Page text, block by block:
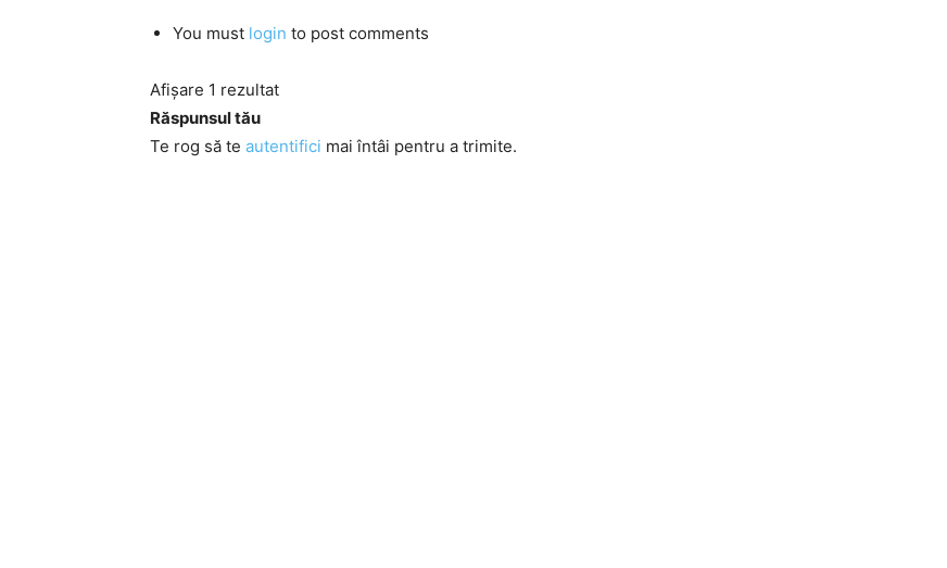
You must login to post comments
Afișare 1 rezultat
Răspunsul tău
Te rog să te autentifici mai întâi pentru a trimite.